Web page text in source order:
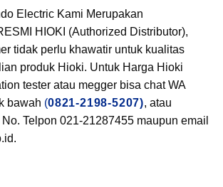
Electric Kami Merupakan
HIOKI (Authorized Distributor),
tidak perlu khawatir untuk kualitas
produk Hioki. Untuk Harga Hioki
tester atau megger bisa chat WA
bawah (0821-2198-5207), atau
Telpon 021-21287455 maupun email